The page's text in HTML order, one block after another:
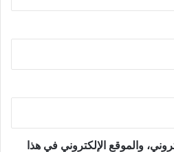
والموقع الإلكتروني في هذا